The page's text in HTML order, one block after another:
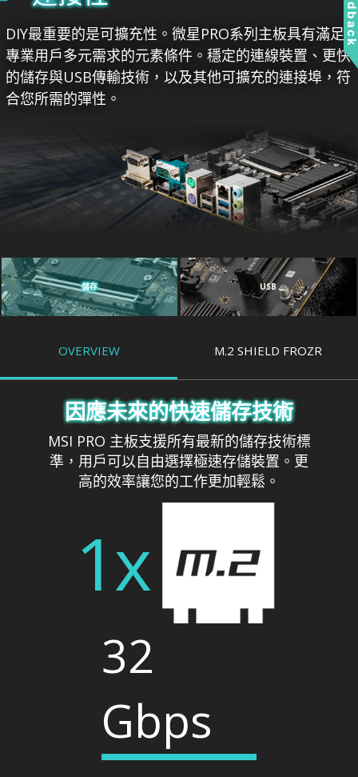
DIY最重要的是可擴充性。微星PRO系列主板具有滿足
專業用戶多元需求的元素條件。穩定的連線裝置、更快
的儲存與USB傳輸技術，以及其他可擴充的連接埠，符
合您所需的彈性。
儲存 USB
OVERVIEW M.2 SHIELD FROZR
因應未來的快速儲存技術
MSI PRO 主板支援所有最新的儲存技術標
準，用戶可以自由選擇極速存儲裝置。更
高的效率讓您的工作更加輕鬆。
1x
32
Gbps